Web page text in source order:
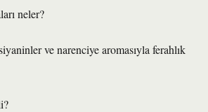
neler?
ve narenciye aromasıyla ferahlık